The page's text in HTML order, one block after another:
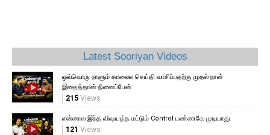
Latest Sooriyan Videos
ஒவ்வொரு நாளும் காலைல செய்தி வாசிப்பதற்கு முதல் நான்
இதைத்தான் நினைப்பேன்
215Views
என்னால இந்த விஷயத்த மட்டும் Control பண்ணவே முடியாது
121 Views